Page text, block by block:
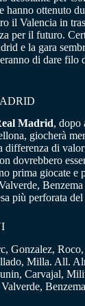
hanno ottenuto
il Valencia in
per il futuro.
e la gara
di dare filo
Madrid, dopo
giocherà
differenza di
dovrebbero
prima giocate e
più perforata
Gonzalez, Roco,
Milla. All.
Carvajal,